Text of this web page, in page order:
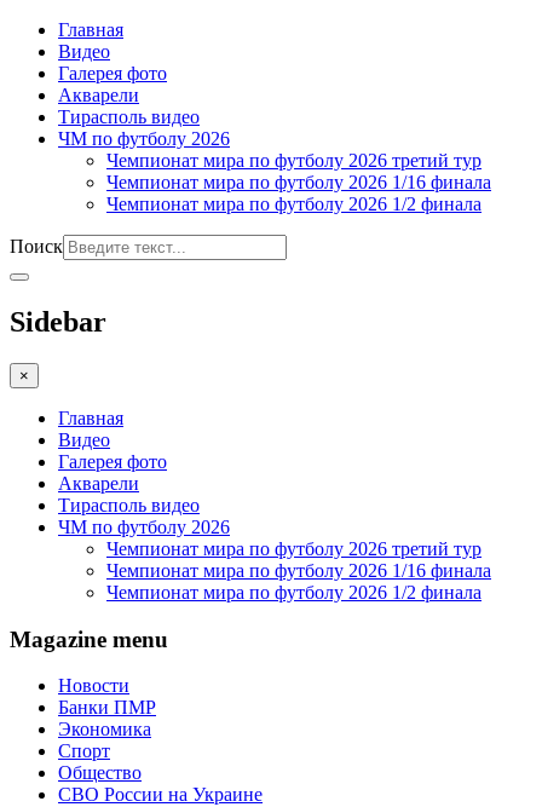
Главная
Видео
Галерея фото
Акварели
Тирасполь видео
ЧМ по футболу 2026
Чемпионат мира по футболу 2026 третий тур
Чемпионат мира по футболу 2026 1/16 финала
Чемпионат мира по футболу 2026 1/2 финала
Поиск
Sidebar
×
Главная
Видео
Галерея фото
Акварели
Тирасполь видео
ЧМ по футболу 2026
Чемпионат мира по футболу 2026 третий тур
Чемпионат мира по футболу 2026 1/16 финала
Чемпионат мира по футболу 2026 1/2 финала
Magazine menu
Новости
Банки ПМР
Экономика
Спорт
Общество
СВО России на Украине